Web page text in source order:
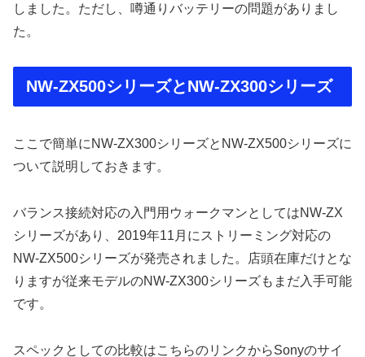
しました。ただし、噂通りバッテリーの問題がありまし
た。
NW-ZX500シリーズとNW-ZX300シリーズ
ここで簡単にNW-ZX300シリーズとNW-ZX500シリーズに
ついて説明しておきます。
バランス接続対応の入門用ウォークマンとしてはNW-ZX
シリーズがあり、2019年11月にストリーミング対応の
NW-ZX500シリーズが発売されました。店頭在庫だけとな
りますが従来モデルのNW-ZX300シリーズもまだ入手可能
です。
スペックとしての比較はこちらのリンクからSonyのサイ